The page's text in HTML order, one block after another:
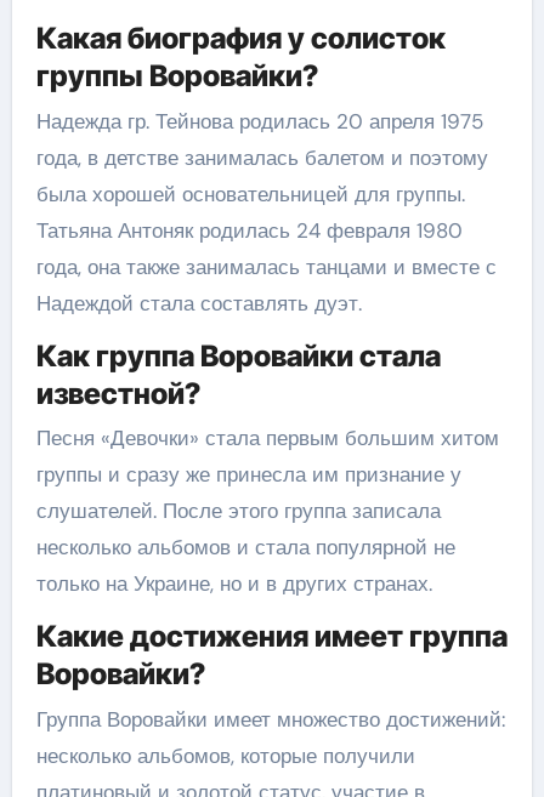
Какая биография у солисток
группы Воровайки?
Надежда гр. Тейнова родилась 20 апреля 1975
года, в детстве занималась балетом и поэтому
была хорошей основательницей для группы.
Татьяна Антоняк родилась 24 февраля 1980
года, она также занималась танцами и вместе с
Надеждой стала составлять дуэт.
Как группа Воровайки стала
известной?
Песня «Девочки» стала первым большим хитом
группы и сразу же принесла им признание у
слушателей. После этого группа записала
несколько альбомов и стала популярной не
только на Украине, но и в других странах.
Какие достижения имеет группа
Воровайки?
Группа Воровайки имеет множество достижений:
несколько альбомов, которые получили
платиновый и золотой статус, участие в